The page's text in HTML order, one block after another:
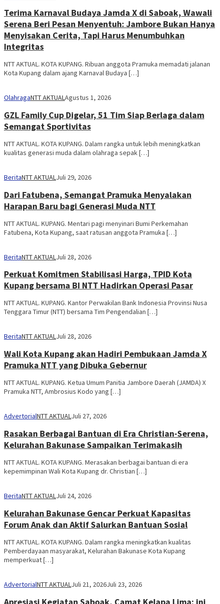
Terima Karnaval Budaya Jamda X di Saboak, Wawali
Serena Beri Pesan Menyentuh: Jambore Bukan Hanya
Menyisakan Cerita, Tapi Harus Menumbuhkan
Integritas
‎NTT AKTUAL. KOTA KUPANG. Ribuan anggota Pramuka memadati jalanan
Kota Kupang dalam ajang Karnaval Budaya […]
OlahragaNTT AKTUALAgustus 1, 2026
GZL Family Cup Digelar, 51 Tim Siap Berlaga dalam
Semangat Sportivitas
NTT AKTUAL. KOTA KUPANG. Dalam rangka untuk lebih meningkatkan
kualitas generasi muda dalam olahraga sepak […]
BeritaNTT AKTUALJuli 29, 2026
Dari Fatubena, Semangat Pramuka Menyalakan
Harapan Baru bagi Generasi Muda NTT
NTT AKTUAL. KUPANG. Mentari pagi menyinari Bumi Perkemahan
Fatubena, Kota Kupang, saat ratusan anggota Pramuka […]
BeritaNTT AKTUAL Juli 28, 2026
Perkuat Komitmen Stabilisasi Harga, TPID Kota
Kupang bersama BI NTT Hadirkan Operasi Pasar
NTT AKTUAL. KUPANG. Kantor Perwakilan Bank Indonesia Provinsi Nusa
Tenggara Timur (NTT) bersama Tim Pengendalian […]
BeritaNTT AKTUALJuli 28, 2026
Wali Kota Kupang akan Hadiri Pembukaan Jamda X
Pramuka NTT yang Dibuka Gebernur
NTT AKTUAL. KUPANG. Ketua Umum Panitia Jambore Daerah (JAMDA) X
Pramuka NTT, Ambrosius Kodo yang […]
AdvertorialNTT AKTUALJuli 27, 2026
Rasakan Berbagai Bantuan di Era Christian-Serena,
Kelurahan Bakunase Sampaikan Terimakasih
NTT AKTUAL. KOTA KUPANG. Merasakan berbagai bantuan di era
kepemimpinan Wali Kota Kupang dr. Christian […]
BeritaNTT AKTUALJuli 24, 2026
Kelurahan Bakunase Gencar Perkuat Kapasitas
Forum Anak dan Aktif Salurkan Bantuan Sosial
NTT AKTUAL. KOTA KUPANG. Dalam rangka meningkatkan kualitas
Pemberdayaan masyarakat, Kelurahan Bakunase Kota Kupang
memperkuat […]
AdvertorialNTT AKTUALJuli 21, 2026Juli 23, 2026